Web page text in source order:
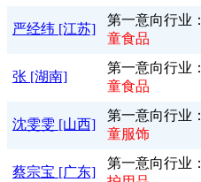
严经纬 [江苏]
第一意向行业：
童食品
张 [湖南]
第一意向行业：
童食品
沈雯雯 [山西]
第一意向行业：
童服饰
蔡宗宝 [广东]
第一意向行业：